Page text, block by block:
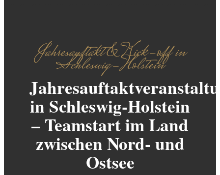
Jahresauftakt & Kick-off in
Schleswig-Holstein
in Schleswig-Holstein
– Teamstart im Land
zwischen Nord- und
Ostsee